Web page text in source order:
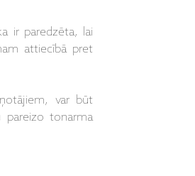
ir paredzēta, lai
attiecībā pret
var būt
pareizo tonarma